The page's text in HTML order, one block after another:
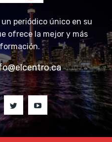
un periódico único en su
ofrece la mejor y más